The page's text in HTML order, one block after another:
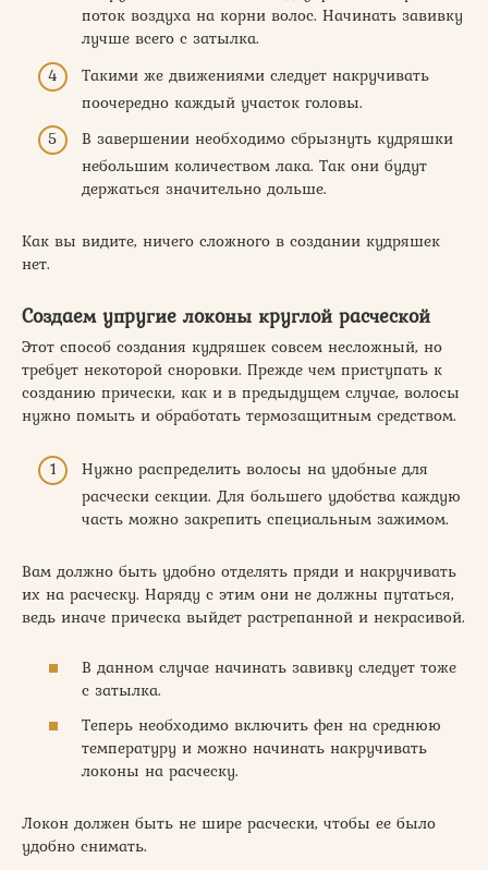
поток воздуха на корни волос. Начинать завивку
лучше всего с затылка.
Такими же движениями следует накручивать
поочередно каждый участок головы.
В завершении необходимо сбрызнуть кудряшки
небольшим количеством лака. Так они будут
держаться значительно дольше.
Как вы видите, ничего сложного в создании кудряшек
нет.
Создаем упругие локоны круглой расческой
Этот способ создания кудряшек совсем несложный, но
требует некоторой сноровки. Прежде чем приступать к
созданию прически, как и в предыдущем случае, волосы
нужно помыть и обработать термозащитным средством.
Нужно распределить волосы на удобные для
расчески секции. Для большего удобства каждую
часть можно закрепить специальным зажимом.
Вам должно быть удобно отделять пряди и накручивать
их на расческу. Наряду с этим они не должны путаться,
ведь иначе прическа выйдет растрепанной и некрасивой.
В данном случае начинать завивку следует тоже
с затылка.
Теперь необходимо включить фен на среднюю
температуру и можно начинать накручивать
локоны на расческу.
Локон должен быть не шире расчески, чтобы ее было
удобно снимать.